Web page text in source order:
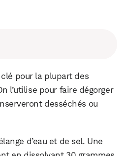
pour la plupart des
l’utilise pour faire dégorger
desséchés ou
d’eau et de sel. Une